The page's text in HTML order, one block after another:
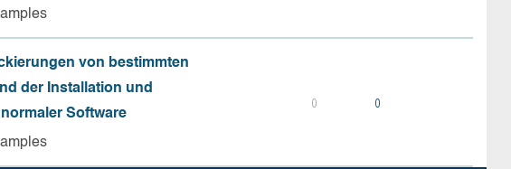
von bestimmten
der Installation und
Software
0 0